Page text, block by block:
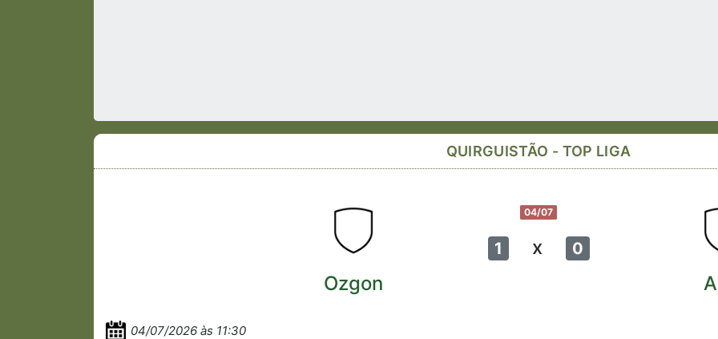
QUIRGUISTÃO - TOP LIGA
04/07
1 x 0
Ozgon
04/07/2026 às 11:30